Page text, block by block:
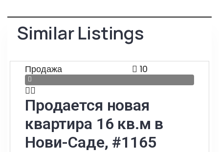
Similar Listings
Продажа 10
Продается новая
квартира 16 кв.м в
Нови-Саде, #1165